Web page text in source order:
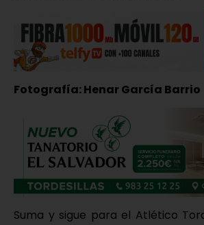
Fotografía: Henar García Barrio
Suma y sigue para el Atlético